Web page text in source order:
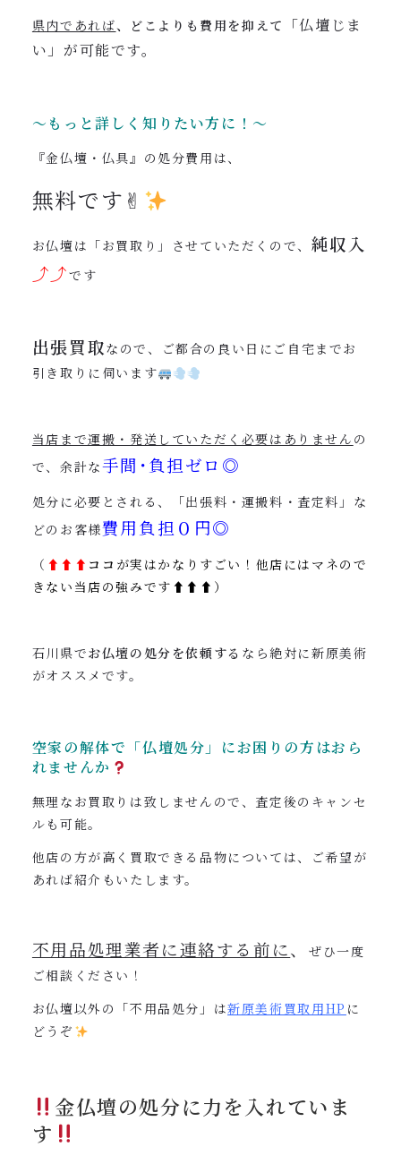
県内であれば、どこよりも費用を抑えて
「仏壇じま
い」が可能です。
〜もっと詳しく知りたい方に！〜
『金仏壇・仏具』の処分費用は、
無料です✌︎
お仏壇は「お買取り」させていただくので、 純収入
⤴︎⤴︎です
出張買取なので、ご都合の良い日にご自宅までお
引き取りに伺います
当店まで運搬・発送していただく必要はありません の
で、余計な手間･負担ゼロ◎
処分に必要とされる、「出張料・運搬料・査定料」な
どのお客様費用負担０円◎
（ ⬆︎⬆︎⬆︎ ココ が実はかなりすごい！他店にはマネので
きない当店の強みです⬆︎⬆︎⬆︎）
石川県でお仏壇の処分を依頼する なら絶対に新原美術
がオススメです。
空家の解体で「仏壇処分」にお困りの方はおら
れませんか
無理なお買取りは致しませんので、査定後のキャンセ
ルも可能。
他店の方が高く買取できる品物については、ご希望が
あれば紹介もいたします。
不用品処理業者に連絡する前に、
ぜひ一度
ご相談ください！
お仏壇以外の「不用品処分」は新原美術買取用HP に
どうぞ
金仏壇の処分に力を入れていま
す